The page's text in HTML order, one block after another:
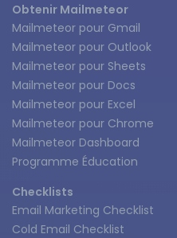
Obtenir Mailmeteor
Mailmeteor pour Gmail
Mailmeteor pour Outlook
Mailmeteor pour Sheets
Mailmeteor pour Docs
Mailmeteor pour Excel
Mailmeteor pour Chrome
Mailmeteor Dashboard
Programme Éducation
Checklists
Email Marketing Checklist
Cold Email Checklist